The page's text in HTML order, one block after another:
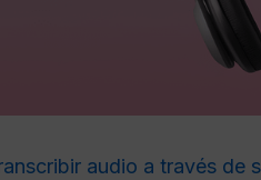
audio a través de